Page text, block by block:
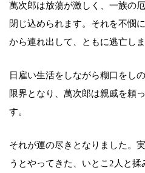
萬次郎は放蕩が激しく、一族の
閉じ込められます。それを不憫
から連れ出して、ともに逃亡しま
日雇い生活をしながら糊口をし
限界となり、萬次郎は親戚を頼
す。
それが運の尽きとなりました。
うとやってきた、いとこ2人と